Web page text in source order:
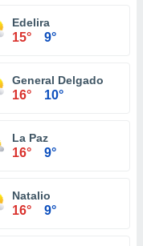
Edelira
15° 9°
General Delgado
16° 10°
La Paz
16° 9°
Natalio
16° 9°